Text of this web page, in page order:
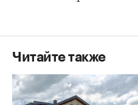
Читайте также